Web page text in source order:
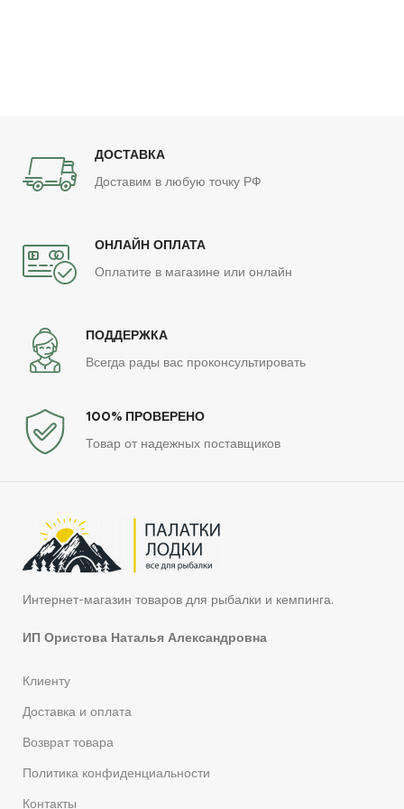
ДОСТАВКА
Доставим в любую точку РФ
ОНЛАЙН ОПЛАТА
Оплатите в магазине или онлайн
ПОДДЕРЖКА
Всегда рады вас проконсультировать
100% ПРОВЕРЕНО
Товар от надежных поставщиков
Интернет-магазин товаров для рыбалки и кемпинга.
ИП Ористова Наталья Александровна
Клиенту
Доставка и оплата
Возврат товара
Политика конфиденциальности
Контакты